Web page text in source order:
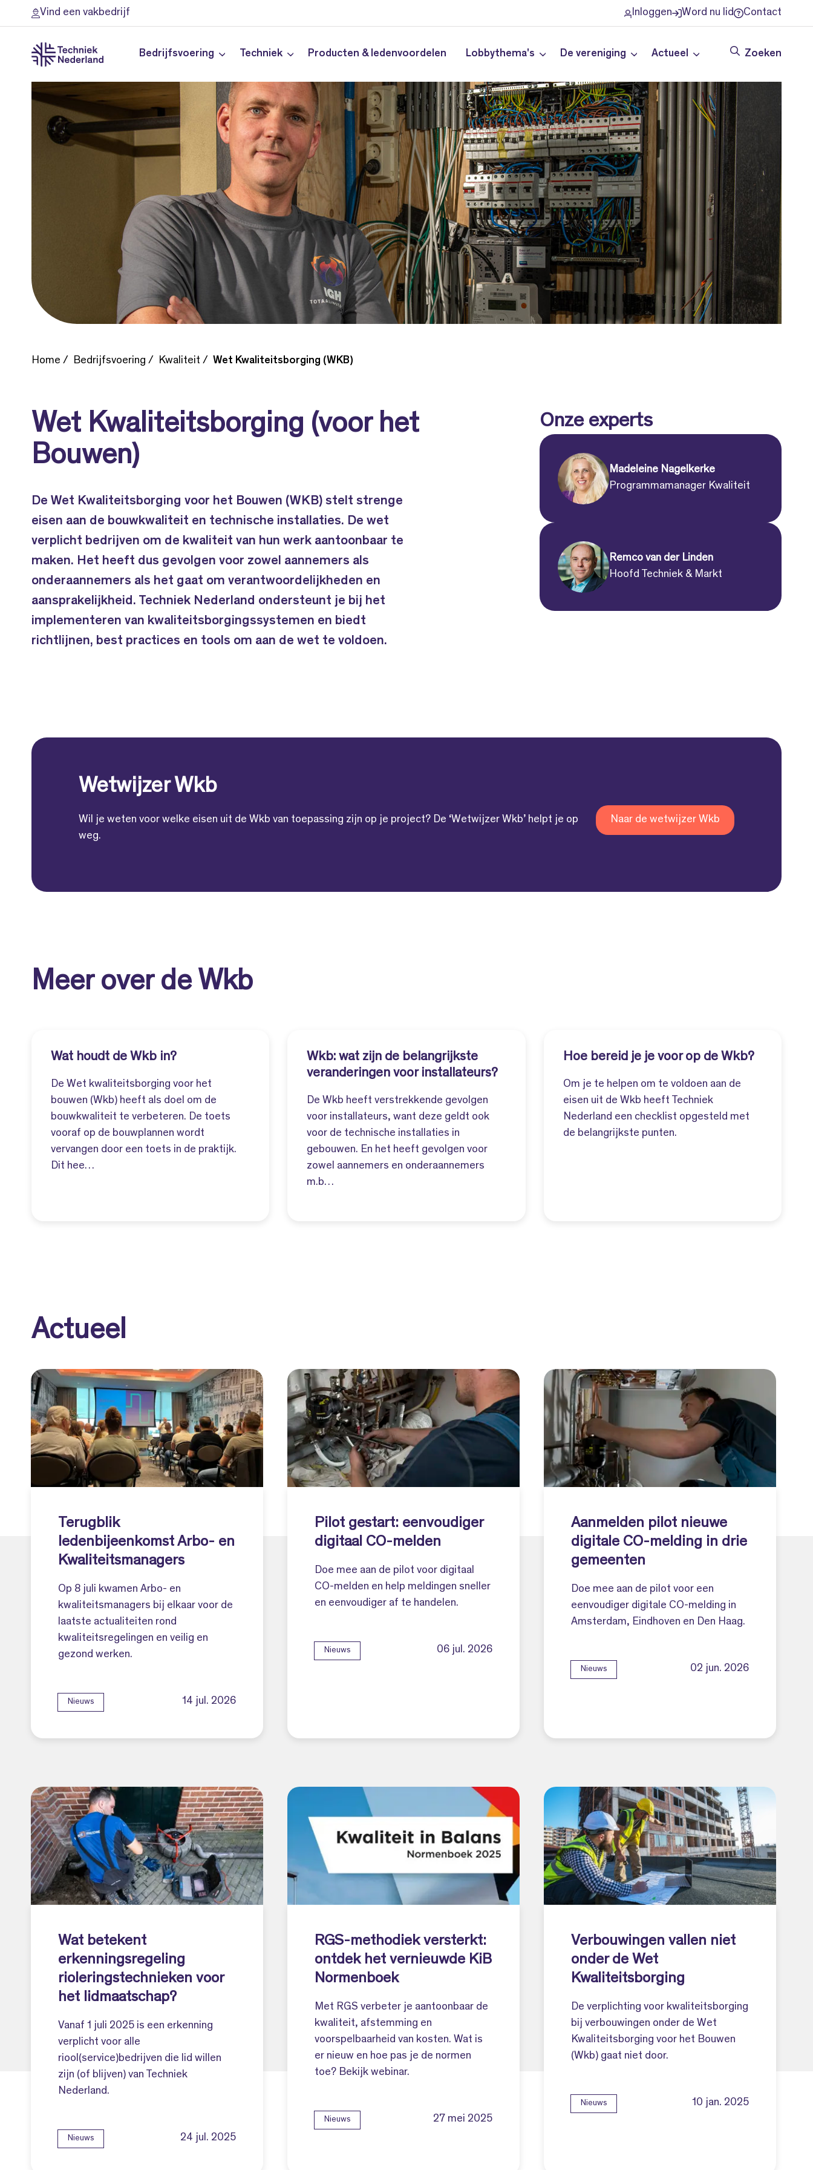
Vind een vakbedrijf Inloggen Word nu lid Contact
Bedrijfsvoering Techniek Producten & ledenvoordelen Lobbythema's De vereniging Actueel Zoeken
Home Bedrijfsvoering Kwaliteit Wet Kwaliteitsborging (WKB)
Wet Kwaliteitsborging (voor het
Bouwen)
De Wet Kwaliteitsborging voor het Bouwen (WKB) stelt strenge
eisen aan de bouwkwaliteit en technische installaties. De wet
verplicht bedrijven om de kwaliteit van hun werk aantoonbaar te
maken. Het heeft dus gevolgen voor zowel aannemers als
onderaannemers als het gaat om verantwoordelijkheden en
aansprakelijkheid. Techniek Nederland ondersteunt je bij het
implementeren van kwaliteitsborgingssystemen en biedt
richtlijnen, best practices en tools om aan de wet te voldoen.
Onze experts
Madeleine Nagelkerke
Programmamanager Kwaliteit
Remco van der Linden
Hoofd Techniek & Markt
Wetwijzer Wkb
Wil je weten voor welke eisen uit de Wkb van toepassing zijn op je project? De ‘Wetwijzer Wkb’ helpt je op
weg.
Naar de wetwijzer Wkb
Meer over de Wkb
Wat houdt de Wkb in?
De Wet kwaliteitsborging voor het
bouwen (Wkb) heeft als doel om de
bouwkwaliteit te verbeteren. De toets
vooraf op de bouwplannen wordt
vervangen door een toets in de praktijk.
Dit hee…
Wkb: wat zijn de belangrijkste
veranderingen voor installateurs?
De Wkb heeft verstrekkende gevolgen
voor installateurs, want deze geldt ook
voor de technische installaties in
gebouwen. En het heeft gevolgen voor
zowel aannemers en onderaannemers
m.b…
Hoe bereid je je voor op de Wkb?
Om je te helpen om te voldoen aan de
eisen uit de Wkb heeft Techniek
Nederland een checklist opgesteld met
de belangrijkste punten.
Actueel
Terugblik
ledenbijeenkomst Arbo- en
Kwaliteitsmanagers
Op 8 juli kwamen Arbo- en
kwaliteitsmanagers bij elkaar voor de
laatste actualiteiten rond
kwaliteitsregelingen en veilig en
gezond werken.
Nieuws 14 jul. 2026
Pilot gestart: eenvoudiger
digitaal CO-melden
Doe mee aan de pilot voor digitaal
CO-melden en help meldingen sneller
en eenvoudiger af te handelen.
Nieuws 06 jul. 2026
Aanmelden pilot nieuwe
digitale CO-melding in drie
gemeenten
Doe mee aan de pilot voor een
eenvoudiger digitale CO-melding in
Amsterdam, Eindhoven en Den Haag.
Nieuws 02 jun. 2026
Wat betekent
erkenningsregeling
rioleringstechnieken voor
het lidmaatschap?
Vanaf 1 juli 2025 is een erkenning
verplicht voor alle
riool(service)bedrijven die lid willen
zijn (of blijven) van Techniek
Nederland.
Nieuws 24 jul. 2025
RGS-methodiek versterkt:
ontdek het vernieuwde KiB
Normenboek
Met RGS verbeter je aantoonbaar de
kwaliteit, afstemming en
voorspelbaarheid van kosten. Wat is
er nieuw en hoe pas je de normen
toe? Bekijk webinar.
Nieuws 27 mei 2025
Verbouwingen vallen niet
onder de Wet
Kwaliteitsborging
De verplichting voor kwaliteitsborging
bij verbouwingen onder de Wet
Kwaliteitsborging voor het Bouwen
(Wkb) gaat niet door.
Nieuws 10 jan. 2025